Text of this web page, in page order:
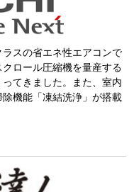
スの省エネ性エアコンで
ロール圧縮機を量産する
てきました。また、室内
機能「凍結洗浄」が搭載